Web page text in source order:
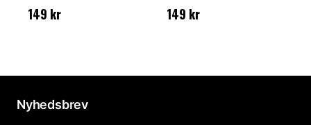
Pris: 149 kr
149 kr Pris: 149 kr
149 kr
Nyhedsbrev